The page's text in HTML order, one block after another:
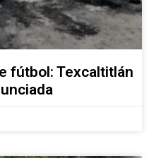
fútbol: Texcaltitlán